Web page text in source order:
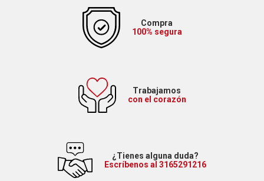
Compra
100% segura
Trabajamos
con el corazón
¿Tienes alguna duda?
Escríbenos al 3165291216